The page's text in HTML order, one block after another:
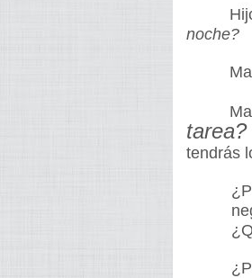
noche?
tarea?
tendrás
¿Por
¿Qué